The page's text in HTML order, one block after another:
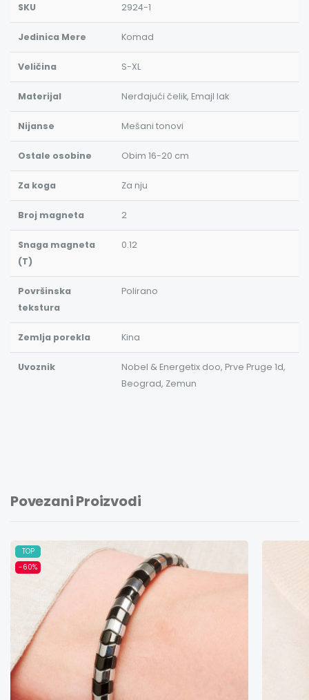
SKU 2924-1
Jedinica Mere Komad
Veličina S-XL
Materijal Nerđajući čelik, Emajl lak
Nijanse Mešani tonovi
Ostale osobine Obim 16-20 cm
Za koga Za nju
Broj magneta 2
Snaga magneta
(T)
0.12
Površinska
tekstura
Polirano
Zemlja porekla Kina
Uvoznik
Nobel & Energetix doo, Prve Pruge 1d,
Beograd, Zemun
Povezani Proizvodi
TOP
-60%